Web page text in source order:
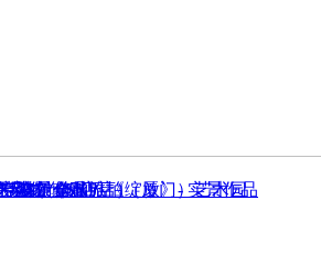
宅
风格
洛伊全球旅拍（厦门）艺术园
城旗舰店 -《绽放》- 实景作品
波 ）旗舰店
茶馆（SKP店）
- 实景作品